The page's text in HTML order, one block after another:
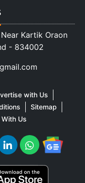
Kartik Oraon
- 834002
with Us
Sitemap
Us